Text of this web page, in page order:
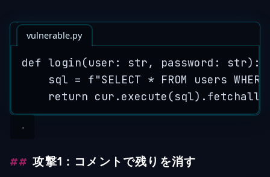
vulnerable.py
def login(user : str, password : str) :
sql = f "SELECT * FROM users
return cur. execute (sql). fetchall
攻撃1：コメントで残りを消す